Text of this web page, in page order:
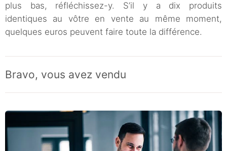
plus bas, réfléchissez-y. S’il y a dix produits
identiques au vôtre en vente au même moment,
quelques euros peuvent faire toute la différence.
Bravo, vous avez vendu